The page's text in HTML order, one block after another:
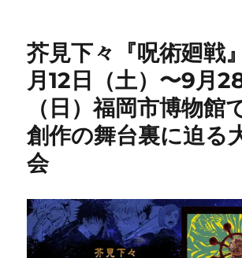
芥見下々『呪術廻戦
月12日（土）〜9月
（日）福岡市博物館
創作の舞台裏に迫る
会